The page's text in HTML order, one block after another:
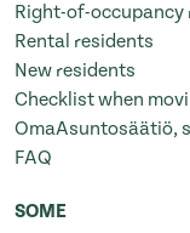
Right-of-occupancy
Rental residents
New residents
Checklist when
OmaAsuntosäätiö,
FAQ
SOME